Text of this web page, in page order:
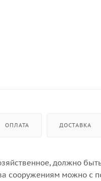
ОПЛАТА ДОСТАВКА
должно
сооружениям можно с